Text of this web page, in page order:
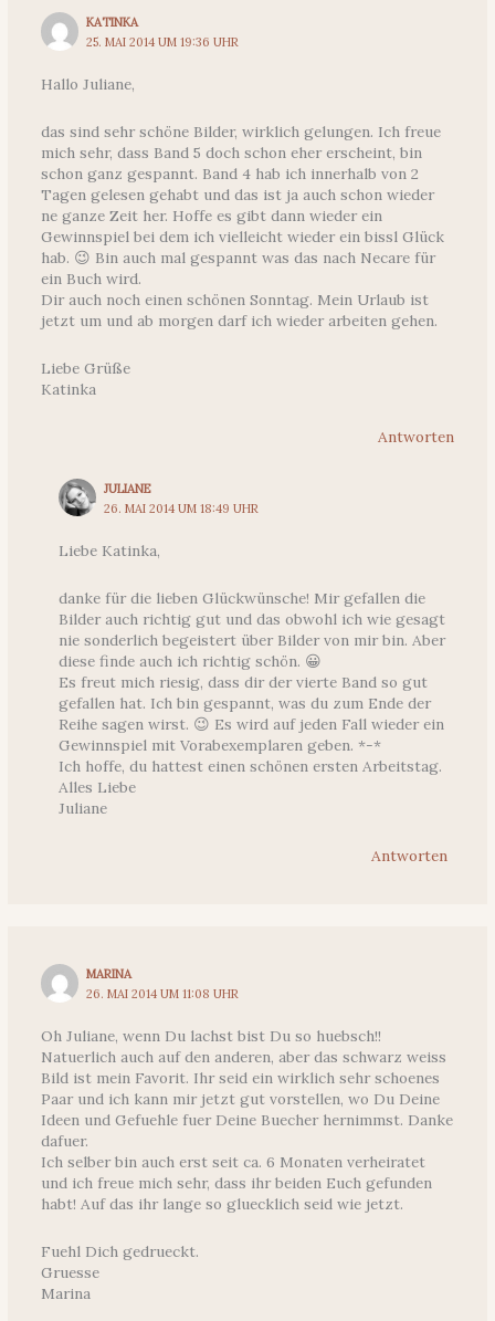
KATINKA
25. MAI 2014 UM 19:36 UHR
Hallo Juliane,
das sind sehr schöne Bilder, wirklich gelungen. Ich freue
mich sehr, dass Band 5 doch schon eher erscheint, bin
schon ganz gespannt. Band 4 hab ich innerhalb von 2
Tagen gelesen gehabt und das ist ja auch schon wieder
ne ganze Zeit her. Hoffe es gibt dann wieder ein
Gewinnspiel bei dem ich vielleicht wieder ein bissl Glück
hab. 😉 Bin auch mal gespannt was das nach Necare für
ein Buch wird.
Dir auch noch einen schönen Sonntag. Mein Urlaub ist
jetzt um und ab morgen darf ich wieder arbeiten gehen.
Liebe Grüße
Katinka
Antworten
JULIANE
26. MAI 2014 UM 18:49 UHR
Liebe Katinka,
danke für die lieben Glückwünsche! Mir gefallen die
Bilder auch richtig gut und das obwohl ich wie gesagt
nie sonderlich begeistert über Bilder von mir bin. Aber
diese finde auch ich richtig schön. 😀
Es freut mich riesig, dass dir der vierte Band so gut
gefallen hat. Ich bin gespannt, was du zum Ende der
Reihe sagen wirst. 😉 Es wird auf jeden Fall wieder ein
Gewinnspiel mit Vorabexemplaren geben. *-*
Ich hoffe, du hattest einen schönen ersten Arbeitstag.
Alles Liebe
Juliane
Antworten
MARINA
26. MAI 2014 UM 11:08 UHR
Oh Juliane, wenn Du lachst bist Du so huebsch!!
Natuerlich auch auf den anderen, aber das schwarz weiss
Bild ist mein Favorit. Ihr seid ein wirklich sehr schoenes
Paar und ich kann mir jetzt gut vorstellen, wo Du Deine
Ideen und Gefuehle fuer Deine Buecher hernimmst. Danke
dafuer.
Ich selber bin auch erst seit ca. 6 Monaten verheiratet
und ich freue mich sehr, dass ihr beiden Euch gefunden
habt! Auf das ihr lange so gluecklich seid wie jetzt.
Fuehl Dich gedrueckt.
Gruesse
Marina